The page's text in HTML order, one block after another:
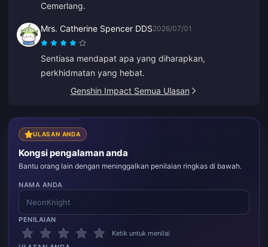
Cemerlang.
Mrs. Catherine Spencer DDS2026/07/01
Sentiasa mendapat apa yang diharapkan,
perkhidmatan yang hebat.
Genshin Impact Semua Ulasan
ULASAN ANDA
Kongsi pengalaman anda
Bantu orang lain dengan meninggalkan penilaian ringkas di bawah.
NAMA ANDA
PENILAIAN
Ketik untuk menilai